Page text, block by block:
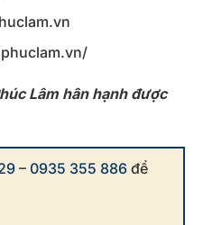
Lâm hân hạnh được
–0935 355 886 để